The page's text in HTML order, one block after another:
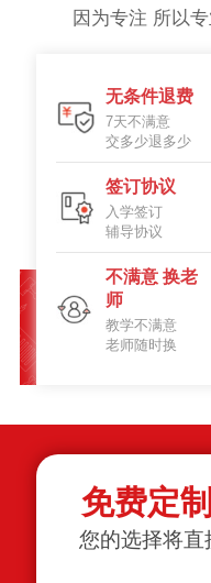
因为专注 所以
无条件退费
7天不满意
交多少退多少
签订协议
入学签订
辅导协议
不满意 换老
师
教学不满意
老师随时换
免费定
您的选择将直